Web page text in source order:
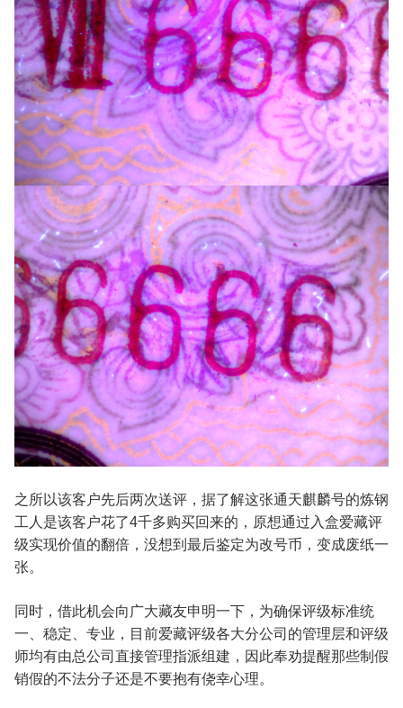
之所以该客户先后两次送评，据了解这张通天麒麟号的炼钢
工人是该客户花了4千多购买回来的，原想通过入盒爱藏评
级实现价值的翻倍，没想到最后鉴定为改号币，变成废纸一
张。
同时，借此机会向广大藏友申明一下，为确保评级标准统
一、稳定、专业，目前爱藏评级各大分公司的管理层和评级
师均有由总公司直接管理指派组建，因此奉劝提醒那些制假
销假的不法分子还是不要抱有侥幸心理。